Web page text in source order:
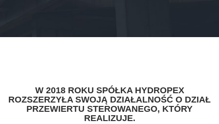
W 2018 ROKU SPÓŁKA HYDROPEX
ROZSZERZYŁA SWOJĄ DZIAŁALNOŚĆ O DZIAŁ
PRZEWIERTU STEROWANEGO, KTÓRY
REALIZUJE.